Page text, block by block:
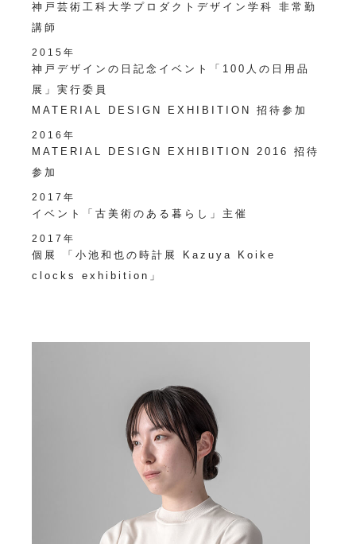
神戸芸術工科大学プロダクトデザイン学科 非常勤
講師
2015年
神戸デザインの日記念イベント「100人の日用品
展」実行委員
MATERIAL DESIGN EXHIBITION 招待参加
2016年
MATERIAL DESIGN EXHIBITION 2016 招待
参加
2017年
イベント「古美術のある暮らし」主催
2017年
個展 「小池和也の時計展 Kazuya Koike
clocks exhibition」